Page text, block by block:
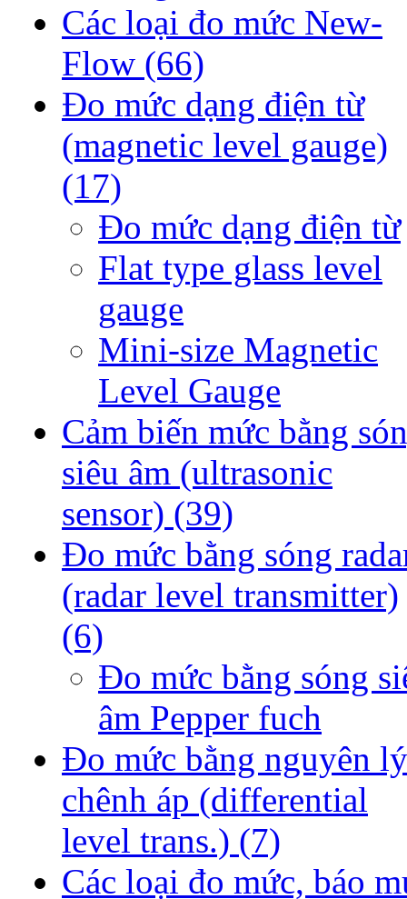
Các loại đo mức New-
Flow (66)
Đo mức dạng điện từ
(magnetic level gauge)
(17)
Đo mức dạng điện từ
Flat type glass level
gauge
Mini-size Magnetic
Level Gauge
Cảm biến mức bằng
siêu âm (ultrasonic
sensor) (39)
Đo mức bằng sóng
(radar level transmitter)
(6)
Đo mức bằng sóng
âm Pepper fuch
Đo mức bằng nguyên lý
chênh áp (differential
level trans.) (7)
Các loại đo mức, báo